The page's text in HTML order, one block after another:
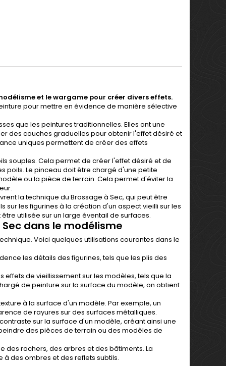
et le wargame pour créer divers effets.
pour mettre en évidence de manière sélective
que les peintures traditionnelles. Elles ont une
des couches graduelles pour obtenir l'effet désiré et
uniques permettent de créer des effets
souples. Cela permet de créer l'effet désiré et de
poils. Le pinceau doit être chargé d'une petite
ou la pièce de terrain. Cela permet d'éviter la
la technique du Brossage à Sec, qui peut être
les figurines à la création d'un aspect vieilli sur les
utilisée sur un large éventail de surfaces.
dans le modélisme
Voici quelques utilisations courantes dans le
les détails des figurines, tels que les plis des
effets de vieillissement sur les modèles, tels que la
de peinture sur la surface du modèle, on obtient
à la surface d'un modèle. Par exemple, un
de rayures sur des surfaces métalliques.
sur la surface d'un modèle, créant ainsi une
des pièces de terrain ou des modèles de
des rochers, des arbres et des bâtiments. La
des ombres et des reflets subtils.